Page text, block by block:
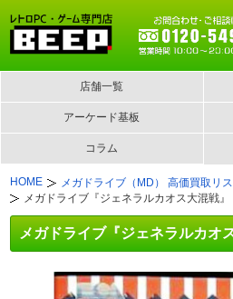
店舗一覧
アーケード基板
コラム
HOME
メガドライブ（MD） 高価買取リス
メガドライブ『ジェネラルカオス大混戦』
メガドライブ『ジェネラルカオ